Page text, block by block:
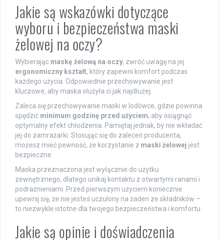
Jakie są wskazówki dotyczące
wyboru i bezpieczeństwa maski
żelowej na oczy?
Wybierając maskę żelową na oczy, zwróć uwagę na jej
ergonomiczny kształt, który zapewni komfort podczas
każdego użycia. Odpowiednie przechowywanie jest
kluczowe, aby maska służyła ci jak najdłużej.
Zaleca się przechowywanie maski w lodówce, gdzie powinna
spędzić minimum godzinę przed użyciem, aby osiągnąć
optymalny efekt chłodzenia. Pamiętaj jednak, by nie wkładać
jej do zamrażarki. Stosując się do zaleceń producenta,
możesz mieć pewność, że korzystanie z maski żelowej jest
bezpieczne.
Maska przeznaczona jest wyłącznie do użytku
zewnętrznego, dlatego unikaj kontaktu z otwartymi ranami i
podrażnieniami. Przed pierwszym użyciem koniecznie
upewnij się, że nie jesteś uczulony na żaden ze składników –
to niezwykle istotne dla twojego bezpieczeństwa i komfortu.
Jakie są opinie i doświadczenia